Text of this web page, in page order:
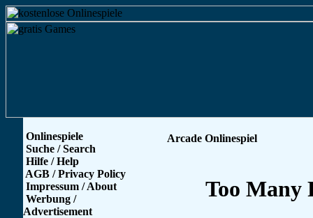
Onlinespiele
Suche / Search
Hilfe / Help
AGB / Privacy Policy
Impressum / About
Werbung /
Advertisement
Arcade Onlinespiel